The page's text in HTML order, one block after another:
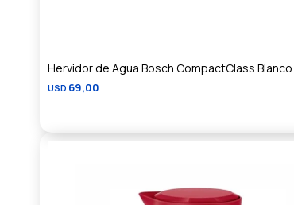
Hervidor de Agua Bosch CompactClass Blanco
USD 69,00